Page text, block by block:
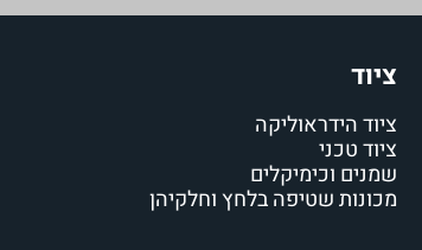
ציוד
ציוד הידראוליקה
ציוד טכני
שמנים וכימיקלים
מכונות שטיפה בלחץ וחלקיהן